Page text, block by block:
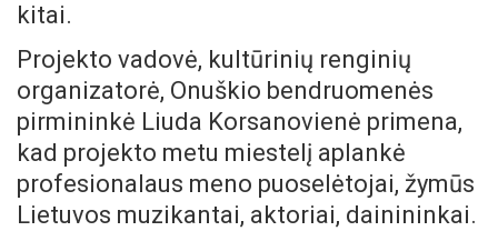
kitai.
Projekto vadovė, kultūrinių renginių
organizatorė, Onuškio bendruomenės
pirmininkė Liuda Korsanovienė primena,
kad projekto metu miestelį aplankė
profesionalaus meno puoselėtojai, žymūs
Lietuvos muzikantai, aktoriai, dainininkai.